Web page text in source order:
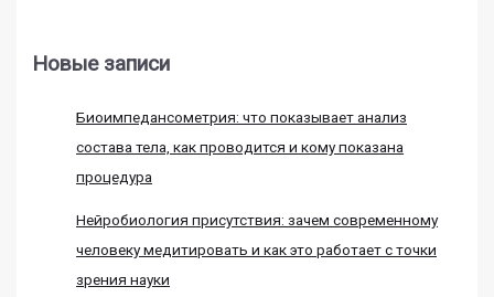
Новые записи
Биоимпедансометрия: что показывает анализ
состава тела, как проводится и кому показана
процедура
Нейробиология присутствия: зачем современному
человеку медитировать и как это работает с точки
зрения науки